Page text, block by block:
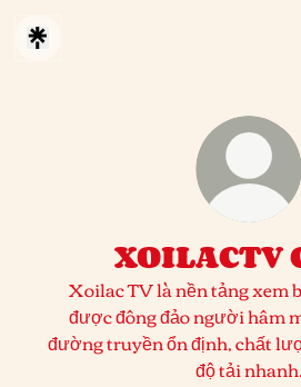
XOILACTV
Xoilac TV là nền tảng xem
được đông đảo người hâm
đường truyền ổn định, chất
độ tải nhanh.